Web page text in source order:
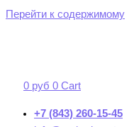
Перейти к содержимому
0 руб 0 Cart
+7 (843) 260-15-45